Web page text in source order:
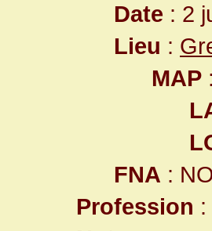
Date : 2
Lieu :
MAP :
FNA :
Profession